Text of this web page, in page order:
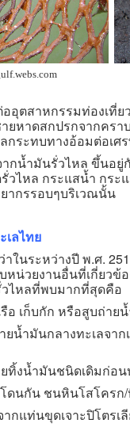
สาหกรรมท่องเที่ยว
ยหาดสกปรกจากคร
กระทบทางอ้อมต่อเ
น้ำมันรั่วไหล ขึ้นอยู่
วไหล กระแสน้ำ กร
กรรอบๆบริเวณนั้น
เลไทย
ะหว่างปี พ.ศ.
น่วยงานอื่นที่เกี่ยวข้
ไหลที่พบมากที่สุดคือ
เก็บกัก หรือสูบถ่าย
มันกลางทะเลจากเ
น้ำมันชนิดเดิมก่อน
นกัน ชนหินโสโครก
ท่นขุดเจาะปิโตรเลี